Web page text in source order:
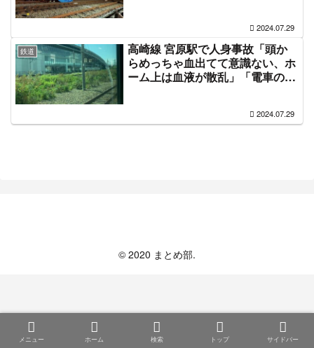
2024.07.29
鉄道
高崎線 宮原駅で人身事故「頭か
らめっちゃ血出てて意識ない、ホ
ーム上は血液が散乱」「電車の中
ンも巻き込まれ電車遅延 #高崎線
2024.07.29
© 2020 まとめ部.
メニュー ホーム 検索 トップ サイドバー